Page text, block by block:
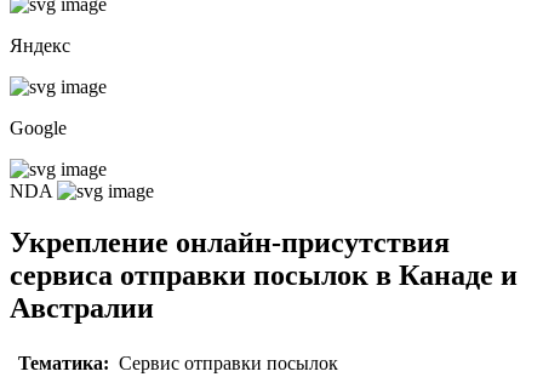
Яндекс
Google
NDA
Укрепление онлайн-присутствия
сервиса отправки посылок в Канаде и
Австралии
Тематика: Сервис отправки посылок